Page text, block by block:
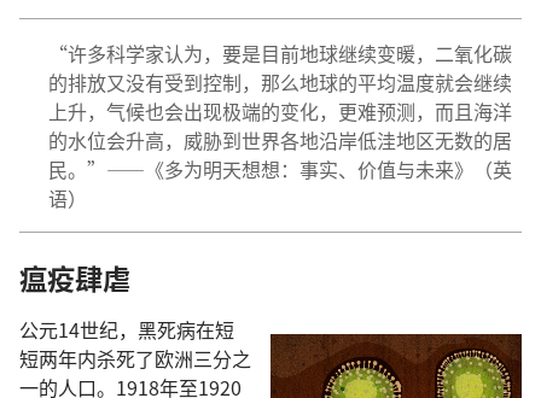
“许多科学家认为，要是目前地球继续变暖，二氧化碳
的排放又没有受到控制，那么地球的平均温度就会继续
上升，气候也会出现极端的变化，更难预测，而且海洋
的水位会升高，威胁到世界各地沿岸低洼地区无数的居
民。”——《多为明天想想：事实、价值与未来》（英
语）
瘟疫肆虐
公元14世纪，黑死病在短
短两年内杀死了欧洲三分之
一的人口。1918年至1920